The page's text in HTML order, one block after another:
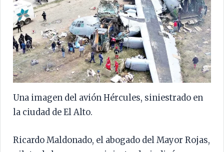
Una imagen del avión Hércules, siniestrado en
la ciudad de El Alto.
Ricardo Maldonado, el abogado del Mayor Rojas,